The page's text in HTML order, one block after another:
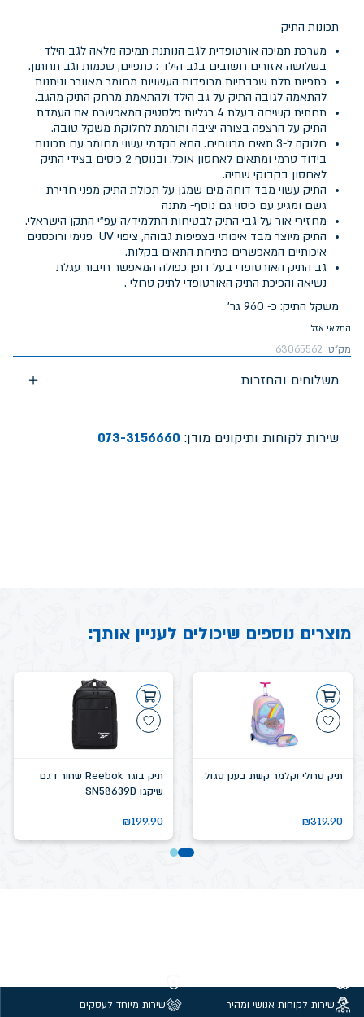
תכונות התיק
מערכת תמיכה אורטופדית לגב הנותנת תמיכה מלאה לגב הילד
בשלושה אזורים חשובים בגב הילד : כתפיים, שכמות וגב תחתון.
כתפיות תלת שכבתיות מרופדות העשויות מחומר מאוורר וניתנות
להתאמה לגובה התיק על גב הילד ולהתאמת מרחק התיק מהגב.
תחתית קשיחה בעלת 4 רגליות פלסטיק המאפשרת את העמדת
התיק על הרצפה בצורה יציבה ותורמת לחלוקת משקל טובה.
חלוקה ל-3 תאים מרווחים. התא הקדמי עשוי מחומר עם תכונות
בידוד טרמי ומתאים לאחסון אוכל. ובנוסף 2 כיסים בצידי התיק
לאחסון בקבוקי שתיה.
התיק עשוי מבד דוחה מים שמגן על תכולת התיק מפני חדירת
גשם ומגיע עם כיסוי גם נוסף- מתנה
מחזירי אור על גבי התיק לבטיחות התלמיד/ה עפ"י התקן הישראלי.
התיק מיוצר מבד איכותי בצפיפות גבוהה, ציפוי UV פנימי ורוכסנים
איכותיים המאפשרים פתיחת התאים בקלות.
גב התיק האורטופדי בעל דופן כפולה המאפשר חיבור עגלת
נשיאה והפיכת התיק האורטופדי לתיק טרולי .
משקל התיק: כ- 960 גר'
המלאי אזל
מק"ט: 63065562
משלוחים והחזרות
שירות לקוחות ותיקונים מודן: 073-3156660
מוצרים נוספים שיכולים לעניין אותך:
תיק טרולי וקלמר קשת בענן סגול
₪319.90
תיק בוגר Reebok שחור דגם
שיקגו SN58639D
₪199.90
שירות לקוחות אנושי ומהיר
שירות מיוחד לעסקים